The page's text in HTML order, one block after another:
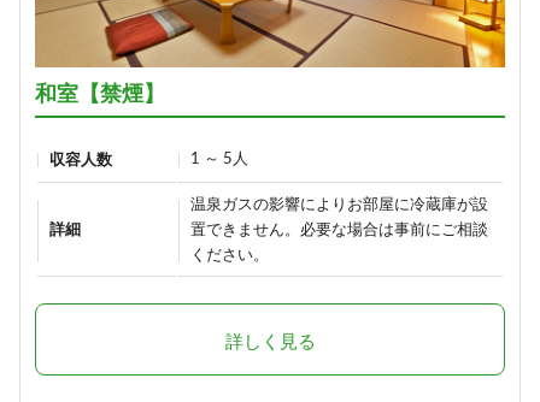
和室【禁煙】
収容人数 1 ～ 5人
詳細
温泉ガスの影響によりお部屋に冷蔵庫が設
置できません。必要な場合は事前にご相談
ください。
詳しく見る